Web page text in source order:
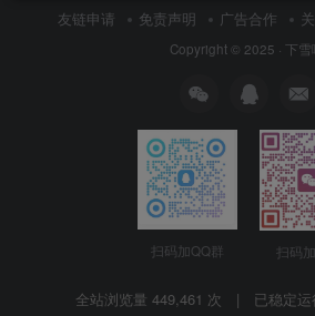
友链申请 免责声明 广告合作
Copyright © 2025 · 下雪
扫码加QQ群 扫码
全站浏览量 449,461 次 | 已稳定运